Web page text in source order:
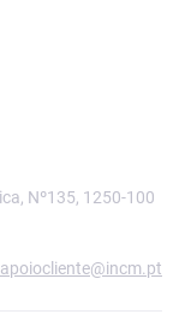
Nº135, 1250-100